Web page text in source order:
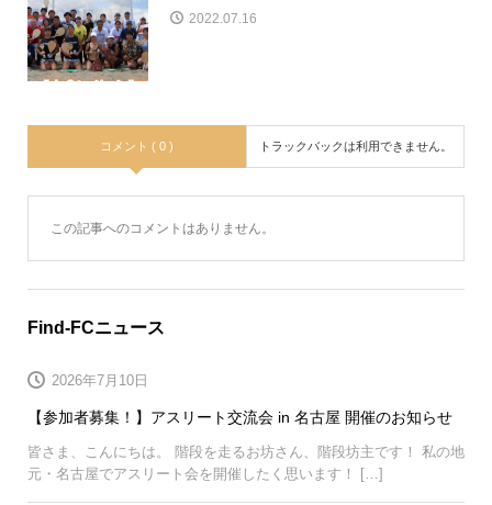
2022.07.16
コメント ( 0 ) トラックバックは利用できません。
この記事へのコメントはありません。
Find-FCニュース
【参加者募集！】アスリート交流会 in 名古屋 開催のお知らせ
2026年7月10日
皆さま、こんにちは。 階段を走るお坊さん、階段坊主です！ 私の地
元・名古屋でアスリート会を開催したく思います！ […]